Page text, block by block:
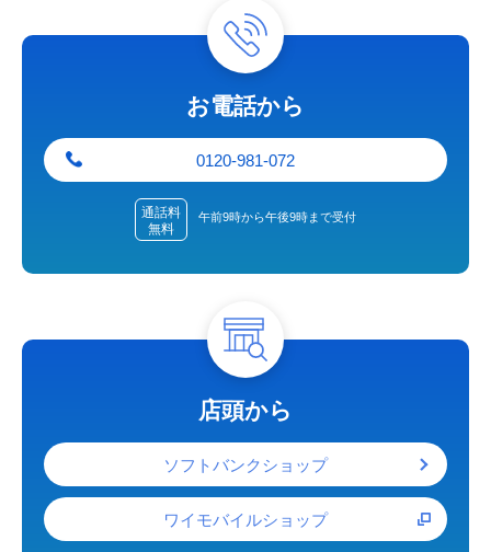
お電話から
0120-981-072
通話料
無料
午前9時から午後9時まで受付
店頭から
ソフトバンクショップ
ワイモバイルショップ